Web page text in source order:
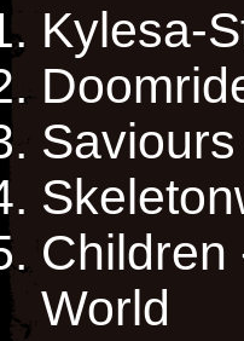
Kylesa-
Children
World